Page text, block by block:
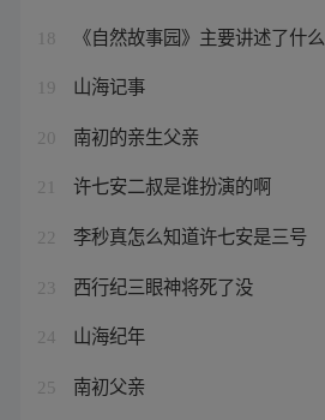
18 《自然故事园》主要讲述了什么
19 山海记事
20 南初的亲生父亲
21 许七安二叔是谁扮演的啊
22 李秒真怎么知道许七安是三号
23 西行纪三眼神将死了没
24 山海纪年
25 南初父亲